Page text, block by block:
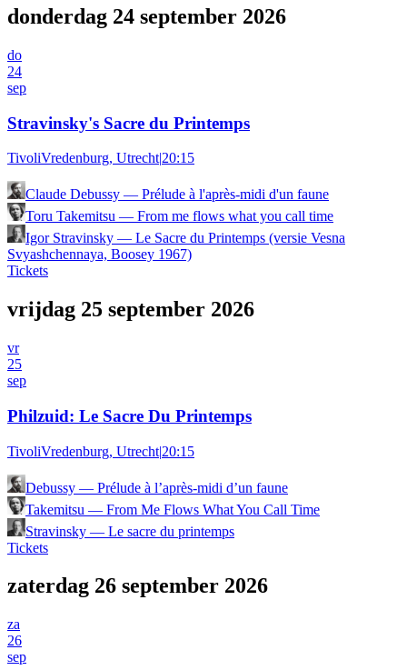
donderdag 24 september 2026
do
24
sep
Stravinsky's Sacre du Printemps
TivoliVredenburg, Utrecht|20:15
Claude Debussy — Prélude à l'après-midi d'un faune
Toru Takemitsu — From me flows what you call time
Igor Stravinsky — Le Sacre du Printemps (versie Vesna
Svyashchennaya, Boosey 1967)
Tickets
vrijdag 25 september 2026
vr
25
sep
Philzuid: Le Sacre Du Printemps
TivoliVredenburg, Utrecht|20:15
Debussy — Prélude à l’après-midi d’un faune
Takemitsu — From Me Flows What You Call Time
Stravinsky — Le sacre du printemps
Tickets
zaterdag 26 september 2026
za
26
sep